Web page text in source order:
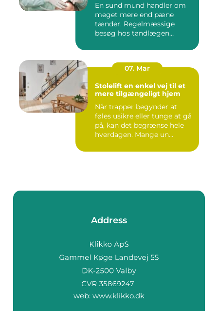
En sund mund handler om
meget mere end pæne
tænder. Regelmæssige
besøg hos tandlægen
07. Mar
Stolelift en enkel vej til et
mere tilgængeligt hjem
Når trapper begynder at
føles usikre eller tunge at gå
på, kan det begrænse hele
hverdagen. Mange un...
Address
web: www.klikko.dk